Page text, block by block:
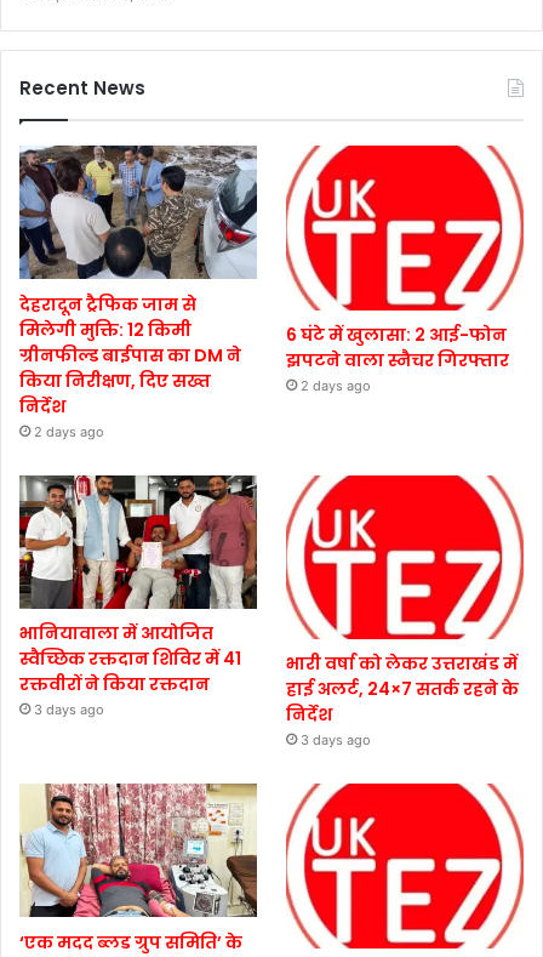
Recent News
देहरादून ट्रैफिक जाम से
मिलेगी मुक्ति: 12 किमी
ग्रीनफील्ड बाईपास का DM ने
किया निरीक्षण, दिए सख्त
निर्देश
2 days ago
6 घंटे में खुलासा: 2 आई-फोन
झपटने वाला स्नैचर गिरफ्तार
2 days ago
भानियावाला में आयोजित
स्वैच्छिक रक्तदान शिविर में 41
रक्तवीरों ने किया रक्तदान
3 days ago
भारी वर्षा को लेकर उत्तराखंड में
हाई अलर्ट, 24×7 सतर्क रहने के
निर्देश
3 days ago
‘एक मदद ब्लड ग्रुप समिति’ के